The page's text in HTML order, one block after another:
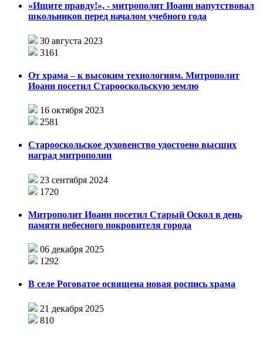
«Ищите правду!», - митрополит Иоанн напутствовал
школьников перед началом учебного года
30 августа 2023
3161
От храма – к высоким технологиям. Митрополит
Иоанн посетил Старооскольскую землю
16 октября 2023
2581
Старооскольское духовенство удостоено высших
наград митрополии
23 сентября 2024
1720
Митрополит Иоанн посетил Старый Оскол в день
памяти небесного покровителя города
06 декабря 2025
1292
В селе Роговатое освящена новая роспись храма
21 декабря 2025
810